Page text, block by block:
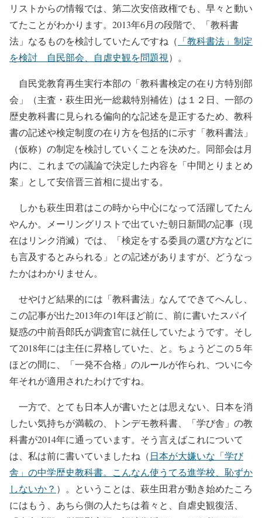
リストからの情報では、第二次安倍政権でも、早々と動い
てたことがわかります。2013年6月の段階で、「教科書
法」なるものを検討していたんですね（ 「教科書法」制定
を検討 自民部会、自虐史観を問題視）。
自民党教育再生実行本部の「教科書検定の在り方特別部
会」（主査・萩生田光一総裁特別補佐）は１２日、一部の
歴史教科書に見られる偏向的な記述を是正するため、教科
書の記述や検定制度の在り方を包括的に示す「教科書法」
（仮称）の制定を検討していくことを決めた。同部会は月
内に、これまでの議論で決定した内容を「中間とりまとめ
案」として安倍晋三首相に提出する。
しかも萩生田君はこの時から中心になって活躍してたん
やんか。メーリングリストで出ていた朝日新聞の記事（現
在はリンク消滅）では、「検定をする委員の選び方などに
も言及するとみられる」との記述がありますが、どうなっ
たかはわかりません。
せやけど結果的には「教科書法」なんてできてへんし、
この記事が出た2013年の1年ほど前に、前に書いたスパイ
疑惑の中前吾郎氏が調査官に就任していたようです。そし
て2018年には主任に昇格していた、と。ちょうどこの５年
ほどの間に、「一発不合格」のルールが作られ、ついに今
年それが適用されたわけですね。
一方で、とても日本人が書いたとは思えない、日本を消
したい気持ちが満載の、トンデモ教科書、「学び舎」の教
科書が2014年に通っています。そう言えばこれについて
は、私は前に書いていましたね（日本が大嫌いな「学び
舎」の中学歴史教科書。こんなん使うてる進学校、恥ずか
しないか？ ）。ということは、萩生田君が動き始めたころ
にはもう、あちら側の人たちは着々と、自虐史観復活、